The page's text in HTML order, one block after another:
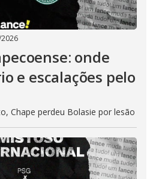
onde
e escalações pelo
Chape perdeu Bolasie por lesão